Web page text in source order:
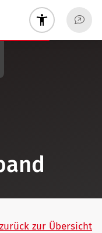
zurück zur Übersicht